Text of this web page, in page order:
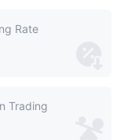
Rate
Trading